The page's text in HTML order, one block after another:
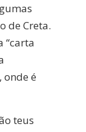
de Creta.
“carta
é
teus